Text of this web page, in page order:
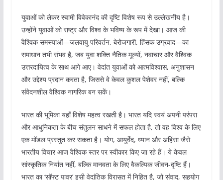
युवाओं को लेकर स्वामी विवेकानंद की दृष्टि विशेष रूप से उल्लेखनीय है।
उन्होंने युवाओं को राष्ट्र और विश्व के भविष्य के रूप में देखा। आज की
वैश्विक समस्याओं—जलवायु परिवर्तन, बेरोजगारी, हिंसक उग्रवाद—का
समाधान तभी संभव है, जब युवा शक्ति नैतिक मूल्यों, नवाचार और वैश्विक
उत्तरदायित्व के साथ आगे आए। वेदांत युवाओं को आत्मविश्वास, अनुशासन
और उद्देश्य प्रदान करता है, जिससे वे केवल कुशल पेशेवर नहीं, बल्कि
संवेदनशील वैश्विक नागरिक बन सकें।
भारत की भूमिका यहाँ विशेष महत्व रखती है। भारत यदि स्वयं अपनी परंपरा
और आधुनिकता के बीच संतुलन साधने में सफल होता है, तो वह विश्व के लिए
एक मॉडल प्रस्तुत कर सकता है। योग, आयुर्वेद, ध्यान और अहिंसा जैसे
भारतीय विचार आज वैश्विक स्तर पर स्वीकार किए जा रहे हैं। ये केवल
सांस्कृतिक निर्यात नहीं, बल्कि मानवता के लिए वैकल्पिक जीवन-दृष्टि हैं।
भारत का ‘सॉफ्ट पावर’ इसी वेदांतिक विरासत में निहित है, जो संवाद, सहयोग